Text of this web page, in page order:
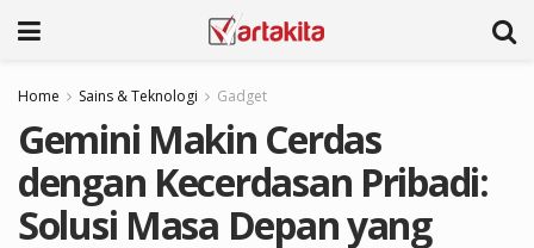
Home Sains & Teknologi Gadget
Gemini Makin Cerdas
dengan Kecerdasan Pribadi:
Solusi Masa Depan yang